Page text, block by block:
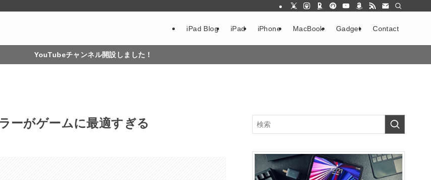
iPad Blog iPad iPhone MacBook Gadget Contact
YouTubeチャンネル開設しました！
ーがゲームに最適すぎる